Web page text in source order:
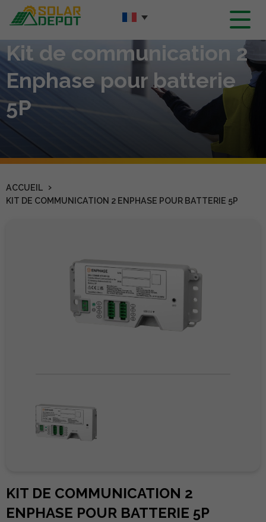
Contenu
principal
Kit de communication 2
Enphase pour batterie
5P
ACCUEIL ›
KIT DE COMMUNICATION 2 ENPHASE POUR BATTERIE 5P
KIT DE COMMUNICATION 2
ENPHASE POUR BATTERIE 5P